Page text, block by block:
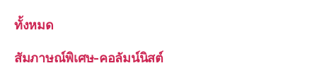
ทั้งหมด
สัมภาษณ์พิเศษ-คอลัมน์นิสต์